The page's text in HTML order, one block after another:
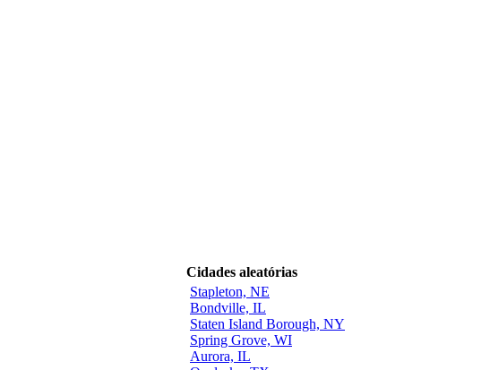
Cidades aleatórias
Stapleton, NE
Bondville, IL
Staten Island Borough, NY
Spring Grove, WI
Aurora, IL